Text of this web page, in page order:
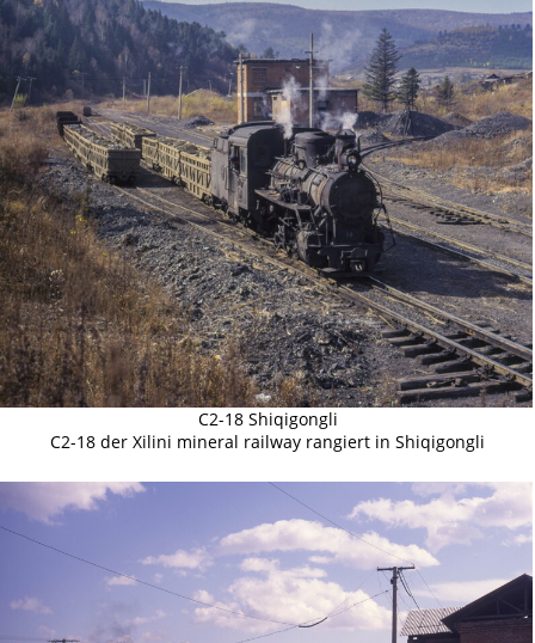
C2-18 Shiqigongli
C2-18 der Xilini mineral railway rangiert in Shiqigongli